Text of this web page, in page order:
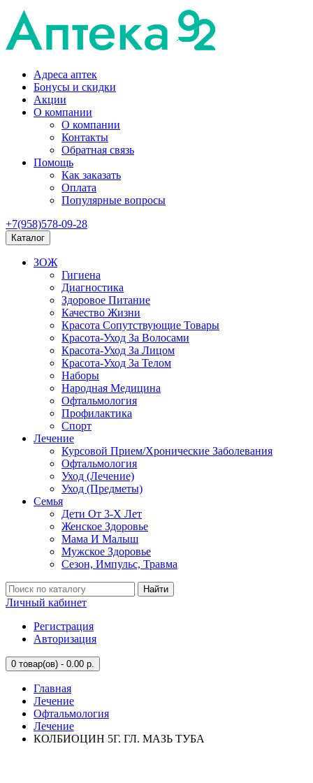
Адреса аптек
Бонусы и скидки
Акции
О компании
О компании
Контакты
Обратная связь
Помощь
Как заказать
Оплата
Популярные вопросы
+7(958)578-09-28
Каталог
ЗОЖ
Гигиена
Диагностика
Здоровое Питание
Качество Жизни
Красота Сопутствующие Товары
Красота-Уход За Волосами
Красота-Уход За Лицом
Красота-Уход За Телом
Наборы
Народная Медицина
Офтальмология
Профилактика
Спорт
Лечение
Курсовой Прием/Хронические Заболевания
Офтальмология
Уход (Лечение)
Уход (Предметы)
Семья
Дети От 3-Х Лет
Женское Здоровье
Мама И Малыш
Мужское Здоровье
Сезон, Импульс, Травма
Найти
Личный кабинет
Регистрация
Авторизация
0 товар(ов) - 0.00 р.
Главная
Лечение
Офтальмология
Лечение
КОЛБИОЦИН 5Г. ГЛ. МАЗЬ ТУБА